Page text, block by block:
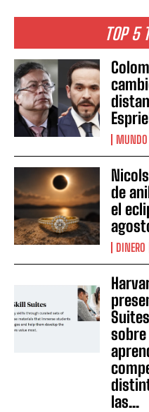
TOP 5
MUNDO
de
el
DINERO
las...